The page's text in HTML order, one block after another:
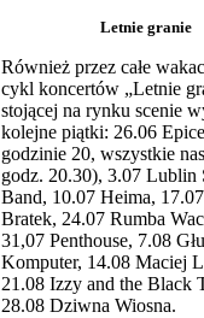
Letnie granie
Również przez całe
cykl koncertów „Letnie
stojącej na rynku scenie
kolejne piątki: 26.06
godzinie 20, wszystkie
godz. 20.30), 3.07 Lublin
Band, 10.07 Heima,
Bratek, 24.07 Rumba
31,07 Penthouse, 7.08
Komputer, 14.08 Maciej
21.08 Izzy and the Black
28.08 Dziwna Wiosna.